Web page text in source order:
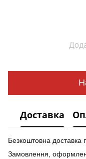
Доставка
Безкоштовна доставка
Замовлення,